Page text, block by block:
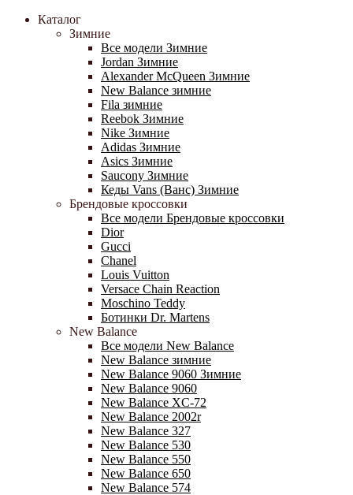
Каталог
Зимние
Все модели Зимние
Jordan Зимние
Alexander McQueen Зимние
New Balance зимние
Fila зимние
Reebok Зимние
Nike Зимние
Adidas Зимние
Asics Зимние
Saucony Зимние
Кеды Vans (Ванс) Зимние
Брендовые кроссовки
Все модели Брендовые кроссовки
Dior
Gucci
Chanel
Louis Vuitton
Versace Chain Reaction
Moschino Teddy
Ботинки Dr. Martens
New Balance
Все модели New Balance
New Balance зимние
New Balance 9060 Зимние
New Balance 9060
New Balance XC-72
New Balance 2002r
New Balance 327
New Balance 530
New Balance 550
New Balance 650
New Balance 574